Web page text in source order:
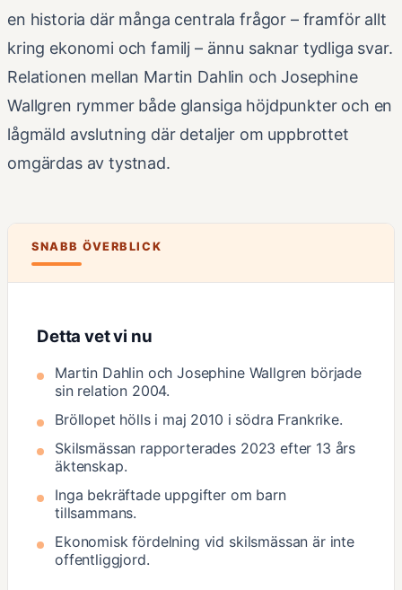
en historia där många centrala frågor – framför allt
kring ekonomi och familj – ännu saknar tydliga svar.
Relationen mellan Martin Dahlin och Josephine
Wallgren rymmer både glansiga höjdpunkter och en
lågmäld avslutning där detaljer om uppbrottet
omgärdas av tystnad.
SNABB ÖVERBLICK
Detta vet vi nu
Martin Dahlin och Josephine Wallgren började
sin relation 2004.
Bröllopet hölls i maj 2010 i södra Frankrike.
Skilsmässan rapporterades 2023 efter 13 års
äktenskap.
Inga bekräftade uppgifter om barn
tillsammans.
Ekonomisk fördelning vid skilsmässan är inte
offentliggjord.